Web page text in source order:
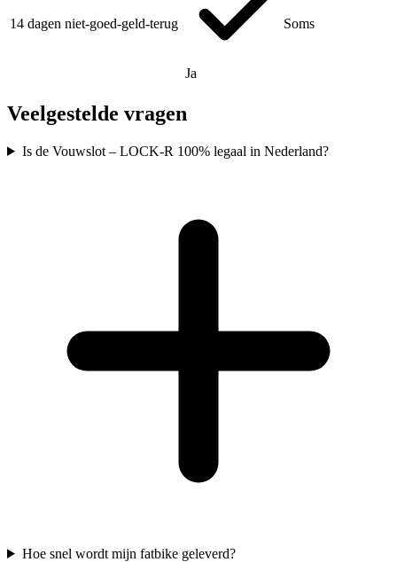
14 dagen niet-goed-geld-terug
Ja
Soms
Veelgestelde vragen
Is de Vouwslot – LOCK-R 100% legaal in Nederland?
Hoe snel wordt mijn fatbike geleverd?